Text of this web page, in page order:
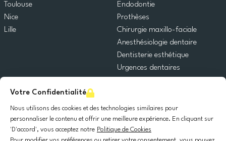
Votre Confidentialité
Nous utilisons des cookies et des technologies similaires pour
personnaliser le contenu et offrir une meilleure expérience. En cliquant sur
'D'accord', vous acceptez notre Politique de Cookies
Toulouse
Nice
Lille
Endodontie
Prothèses
Chirurgie maxillo-faciale
Anesthésiologie dentaire
Dentisterie esthétique
Urgences dentaires
Chirurgie orale
Implantologie dentaire
Parodontie